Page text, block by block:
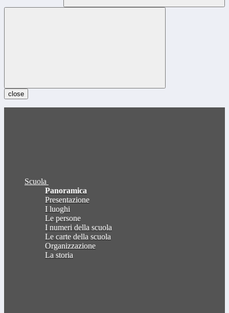
close
Scuola
Panoramica
Presentazione
I luoghi
Le persone
I numeri della scuola
Le carte della scuola
Organizzazione
La storia